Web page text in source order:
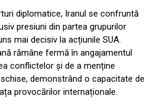
diplomatice, Iranul se confruntă
presiuni din partea grupurilor
mai decisiv la acțiunile SUA.
rămâne fermă în angajamentul
conflictelor și de a menține
demonstrând o capacitate de
provocărilor internaționale.